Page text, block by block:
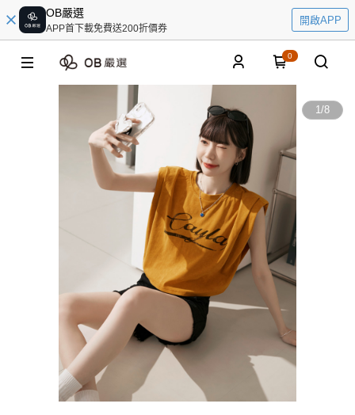
OB嚴選
APP首下載免費送200折價券
開啟APP
0
1/8